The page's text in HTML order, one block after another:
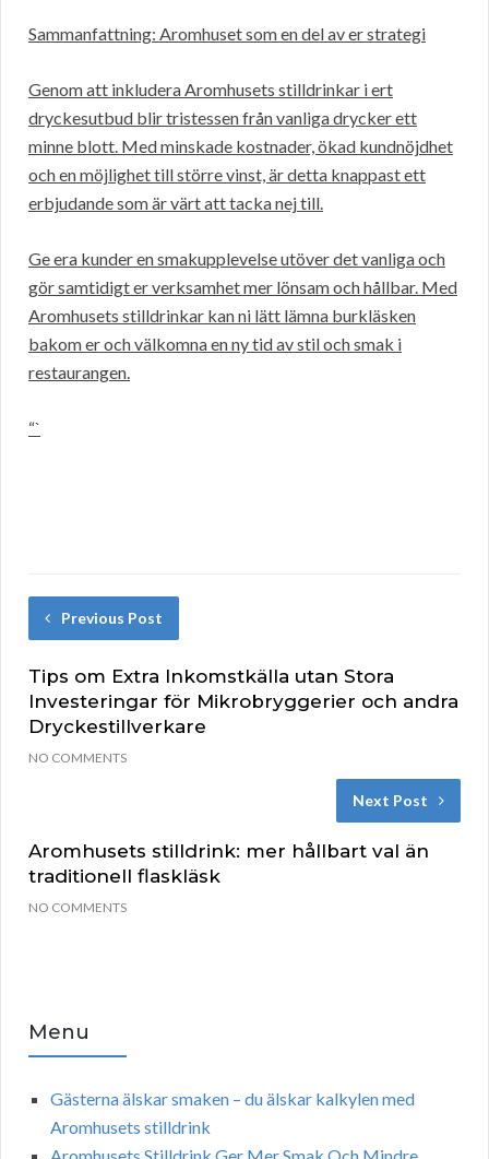
Sammanfattning: Aromhuset som en del av er strategi
Genom att inkludera Aromhusets stilldrinkar i ert
dryckesutbud blir tristessen från vanliga drycker ett
minne blott. Med minskade kostnader, ökad kundnöjdhet
och en möjlighet till större vinst, är detta knappast ett
erbjudande som är värt att tacka nej till.
Ge era kunder en smakupplevelse utöver det vanliga och
gör samtidigt er verksamhet mer lönsam och hållbar. Med
Aromhusets stilldrinkar kan ni lätt lämna burkläsken
bakom er och välkomna en ny tid av stil och smak i
restaurangen.
“`
Previous Post
Tips om Extra Inkomstkälla utan Stora
Investeringar för Mikrobryggerier och andra
Dryckestillverkare
NO COMMENTS
Next Post
Aromhusets stilldrink: mer hållbart val än
traditionell flaskläsk
NO COMMENTS
Menu
Gästerna älskar smaken – du älskar kalkylen med
Aromhusets stilldrink